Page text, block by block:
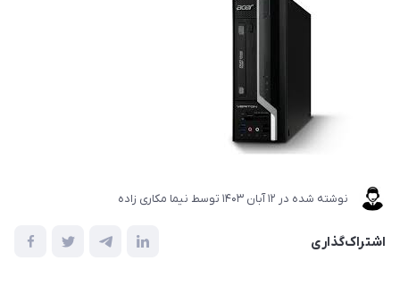
نوشته شده در 12 آبان 1403 توسط نیما مکاری زاده
اشتراک‌گذاری